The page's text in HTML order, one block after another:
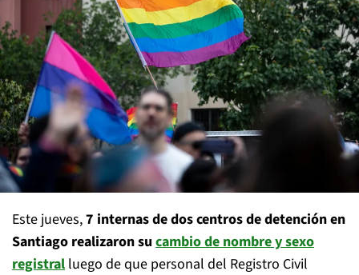
Este jueves,7 internas de dos centros de detención en
Santiago realizaron su cambio de nombre y sexo
registral luego de que personal del Registro Civil